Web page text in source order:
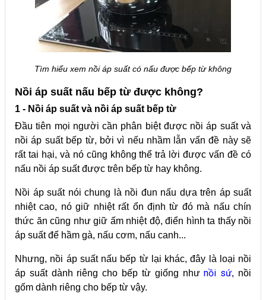
Tìm hiểu xem nồi áp suất có nấu được bếp từ không
Nồi áp suất nấu bếp từ được không?
1 - Nồi áp suất và nồi áp suất bếp từ
Đầu tiên mọi người cần phân biệt được nồi áp suất và
nồi áp suất bếp từ, bởi vì nếu nhầm lẫn vấn đề này sẽ
rất tai hại, và nó cũng không thể trả lời được vấn đề có
nấu nồi áp suất được trên bếp từ hay không.
Nồi áp suất nói chung là nồi đun nấu dựa trên áp suất
nhiệt cao, nó giữ nhiệt rất ổn định từ đó mà nấu chín
thức ăn cũng như giữ ấm nhiệt độ, điển hình ta thấy nồi
áp suất để hầm gà, nấu cơm, nấu canh...
Nhưng, nồi áp suất nấu bếp từ lại khác, đây là loại nồi
áp suất dành riêng cho bếp từ giống nhưnồi sứ, nồi
gốm dành riêng cho bếp từ vậy.